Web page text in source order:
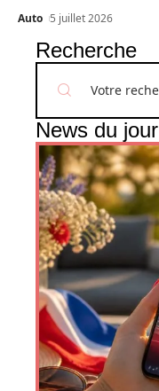
Auto 5 juillet 2026
Recherche
News du jour